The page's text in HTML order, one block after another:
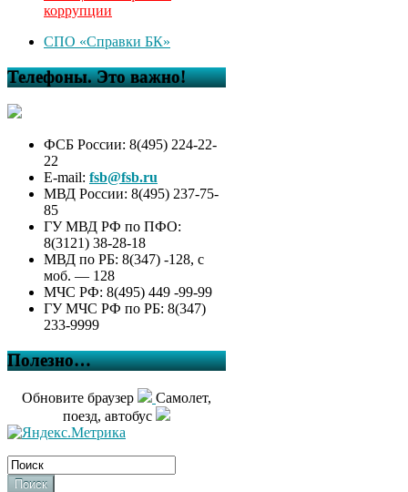
коррупции
СПО «Справки БК»
Телефоны. Это важно!
ФСБ России: 8(495) 224-22-
22
E-mail: fsb@fsb.ru
МВД России: 8(495) 237-75-
85
ГУ МВД РФ по ПФО:
8(3121) 38-28-18
МВД по РБ: 8(347) -128, с
моб. — 128
МЧС РФ: 8(495) 449 -99-99
ГУ МЧС РФ по РБ: 8(347)
233-9999
Полезно…
Обновите браузер
Самолет,
поезд, автобус
Поиск